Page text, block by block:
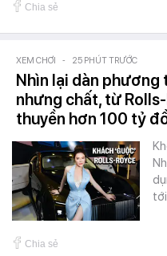
Chia sẻ
XEM CHƠI - 25 PHÚT TRƯỚC
Nhìn lại dàn phương
nhưng chất, từ
thuyền hơn 100 tỷ
Chia sẻ